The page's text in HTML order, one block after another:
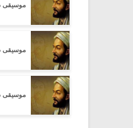
موسیقی
موسیقی
موسیقی